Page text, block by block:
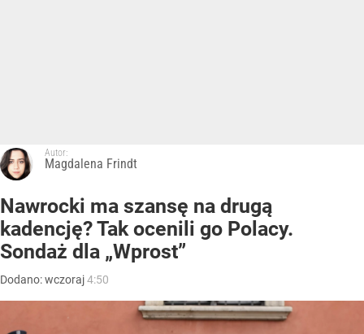
Autor:
Magdalena Frindt
Nawrocki ma szansę na drugą
kadencję? Tak ocenili go Polacy.
Sondaż dla „Wprost”
Dodano:wczoraj4:50